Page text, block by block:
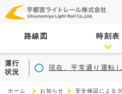
路線図 時刻表
運行
状況
現在、平常通り運転
ホーム お知らせ 安全確認による